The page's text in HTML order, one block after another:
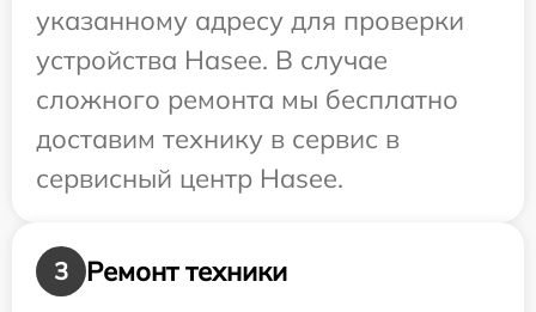
указанному адресу для проверки
устройства Hasee. В случае
сложного ремонта мы бесплатно
доставим технику в сервис в
сервисный центр Hasee.
3
Ремонт техники